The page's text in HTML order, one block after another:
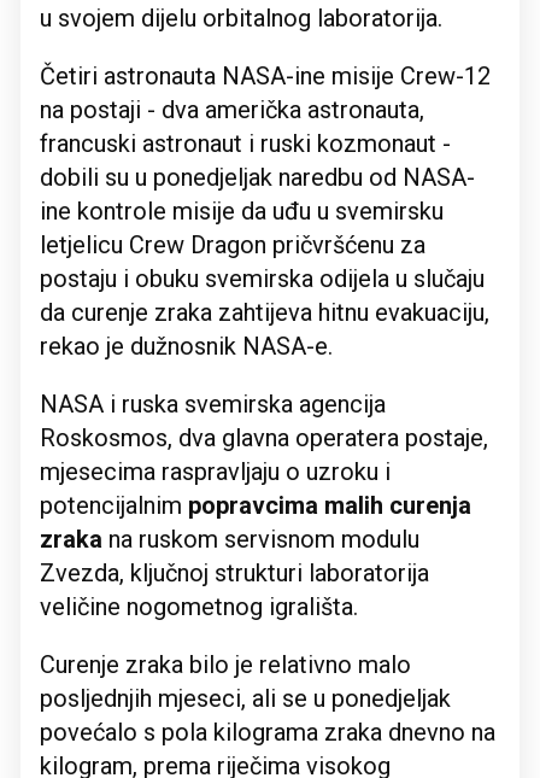
u svojem dijelu orbitalnog laboratorija.
Četiri astronauta NASA-ine misije Crew-12
na postaji - dva američka astronauta,
francuski astronaut i ruski kozmonaut -
dobili su u ponedjeljak naredbu od NASA-
ine kontrole misije da uđu u svemirsku
letjelicu Crew Dragon pričvršćenu za
postaju i obuku svemirska odijela u slučaju
da curenje zraka zahtijeva hitnu evakuaciju,
rekao je dužnosnik NASA-e.
NASA i ruska svemirska agencija
Roskosmos, dva glavna operatera postaje,
mjesecima raspravljaju o uzroku i
potencijalnim popravcima malih curenja
zraka na ruskom servisnom modulu
Zvezda, ključnoj strukturi laboratorija
veličine nogometnog igrališta.
Curenje zraka bilo je relativno malo
posljednjih mjeseci, ali se u ponedjeljak
povećalo s pola kilograma zraka dnevno na
kilogram, prema riječima visokog